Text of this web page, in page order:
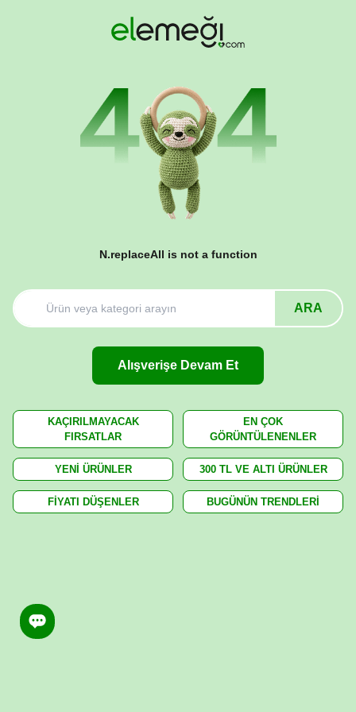
N.replaceAll is not a function
ARA
Alışverişe Devam Et
KAÇIRILMAYACAK
FIRSATLAR
EN ÇOK
GÖRÜNTÜLENENLER
YENİ ÜRÜNLER 300 TL VE ALTI ÜRÜNLER
FİYATI DÜŞENLER BUGÜNÜN TRENDLERİ